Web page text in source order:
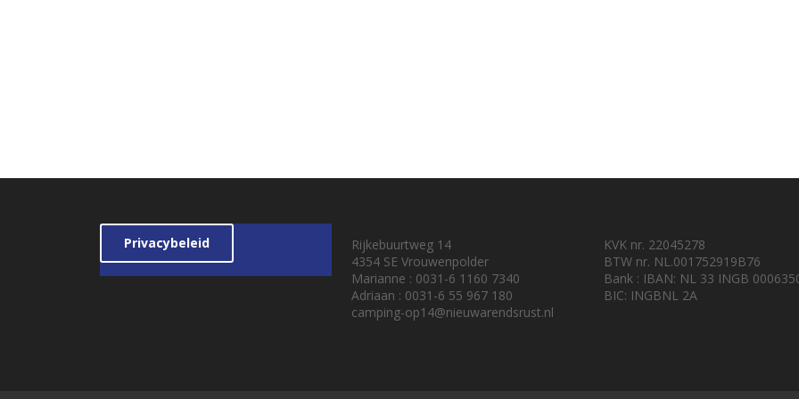
Rijkebuurtweg 14
4354 SE Vrouwenpolder
Marianne : 0031-6 1160 7340
Adriaan : 0031-6 55 967 180
camping-op14@nieuwarendsrust.nl
KVK nr. 22045278
BTW nr. NL.001752919B76
Bank : IBAN: NL 33 INGB
BIC: INGBNL 2A
Privacybeleid